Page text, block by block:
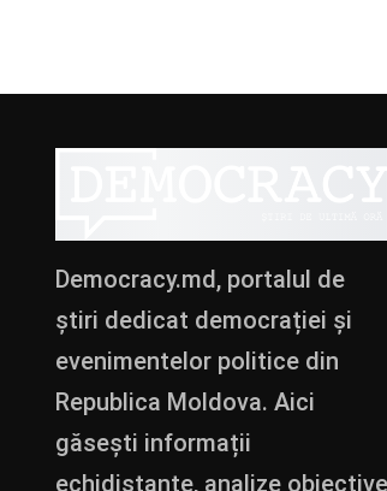
Democracy.md, portalul de
știri dedicat democrației și
evenimentelor politice din
Republica Moldova. Aici
găsești informații
echidistante, analize obiective